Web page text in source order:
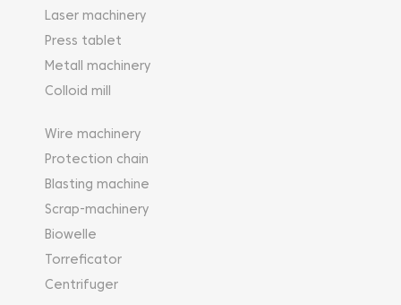
Laser machinery
Press tablet
Metall machinery
Colloid mill
Wire machinery
Protection chain
Blasting machine
Scrap-machinery
Biowelle
Torreficator
Centrifuger